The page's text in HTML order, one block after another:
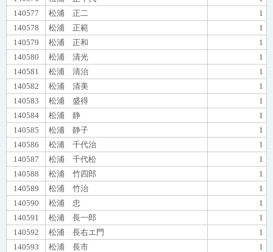
140577
松浦 正二
1
140578
松浦 正範
1
140579
松浦 正和
1
140580
松浦 清光
1
140581
松浦 清治
1
140582
松浦 清美
1
140583
松浦 盛得
1
140584
松浦 静
1
140585
松浦 静子
1
140586
松浦 千代治
1
140587
松浦 千代松
1
140588
松浦 竹四郎
1
140589
松浦 竹治
1
140590
松浦 忠
1
140591
松浦 長一郎
1
140592
松浦 長右エ門
1
140593
松浦 長市
1